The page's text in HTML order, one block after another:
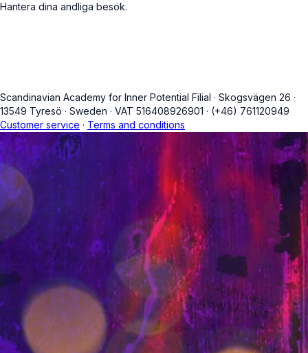
Hantera dina andliga besök.
Scandinavian Academy for Inner Potential Filial · Skogsvägen 26 ·
13549 Tyresö · Sweden · VAT 516408926901 · (+46) 761120949
Customer service · Terms and conditions